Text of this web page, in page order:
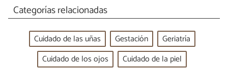
Categorías relacionadas
Cuidado de las uñas Gestación
Geriatría
Cuidado de los ojos
Cuidado de la piel